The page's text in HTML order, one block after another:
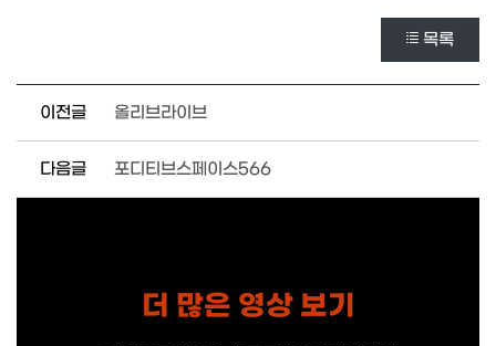
목록
이전글 올리브라이브
다음글 포디티브스페이스566
더 많은 영상 보기